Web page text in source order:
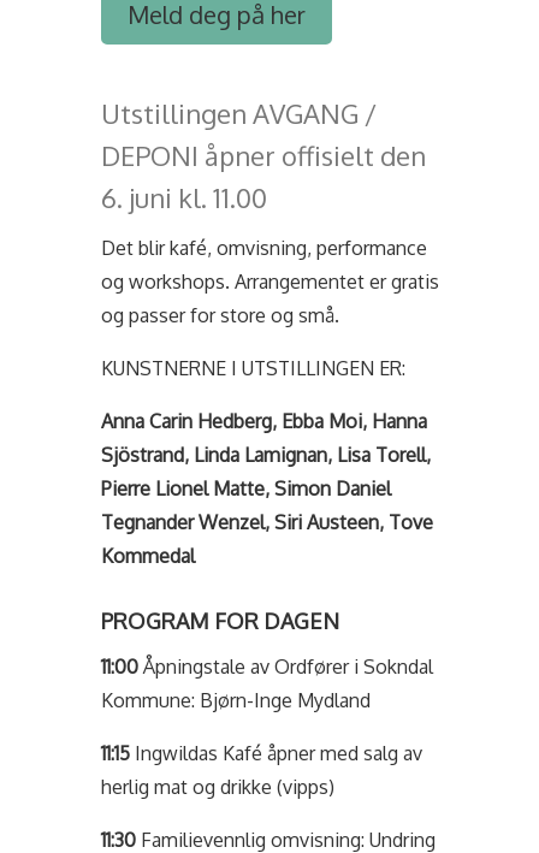
Meld deg på her
Utstillingen AVGANG /
DEPONI åpner offisielt den
6. juni kl. 11.00
Det blir kafé, omvisning, performance
og workshops. Arrangementet er gratis
og passer for store og små.
KUNSTNERNE I UTSTILLINGEN ER:
Anna Carin Hedberg, Ebba Moi, Hanna
Sjöstrand, Linda Lamignan, Lisa Torell,
Pierre Lionel Matte, Simon Daniel
Tegnander Wenzel, Siri Austeen, Tove
Kommedal
PROGRAM FOR DAGEN
11:00Åpningstale av Ordfører i Sokndal
Kommune: Bjørn-Inge Mydland
11:15 Ingwildas Kafé åpner med salg av
herlig mat og drikke (vipps)
11:30 Familievennlig omvisning: Undring